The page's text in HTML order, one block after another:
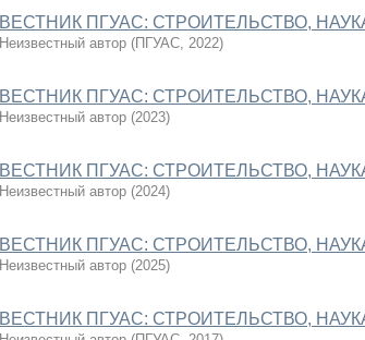
ВЕСТНИК ПГУАС: СТРОИТЕЛЬСТВО,
Неизвестный автор (ПГУАС, 2022)
ВЕСТНИК ПГУАС: СТРОИТЕЛЬСТВО,
Неизвестный автор (2023)
ВЕСТНИК ПГУАС: СТРОИТЕЛЬСТВО,
Неизвестный автор (2024)
ВЕСТНИК ПГУАС: СТРОИТЕЛЬСТВО,
Неизвестный автор (2025)
ВЕСТНИК ПГУАС: СТРОИТЕЛЬСТВО,